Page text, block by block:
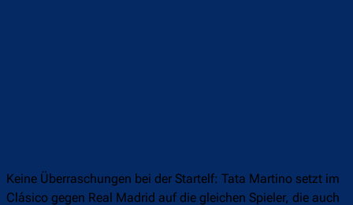
Keine Überraschungen bei der Startelf: Tata Martino setzt im
Clásico gegen Real Madrid auf die gleichen Spieler, die auch